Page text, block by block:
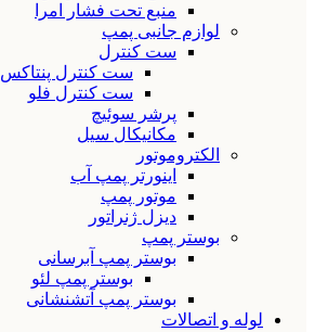
منبع تحت فشار امرا
لوازم جانبی پمپ
ست کنترل
ست کنترل پنتاکس
ست کنترل فلو
پرشر سوئیچ
مکانیکال سیل
الکتروموتور
اینورتر پمپ آب
موتور پمپ
دیزل ژنراتور
بوستر پمپ
بوستر پمپ آبرسانی
بوستر پمپ لئو
بوستر پمپ آتشنشانی
لوله و اتصالات